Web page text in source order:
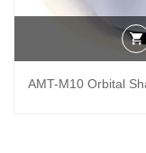
AMT-M10 Orbital